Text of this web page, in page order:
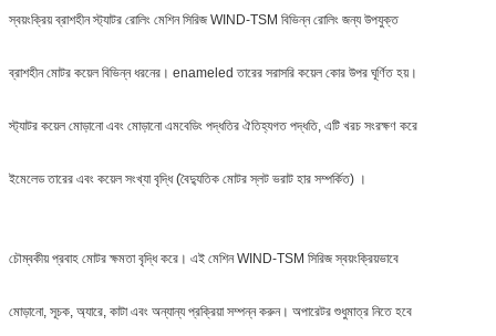
স্বয়ংক্রিয় ব্রাশহীন স্ট্যাটর রোলিং মেশিন সিরিজ WIND-TSM বিভিন্ন রোলিং জন্য উপযুক্ত
ব্রাশহীন মোটর কয়েল বিভিন্ন ধরনের। enameled তারের সরাসরি কয়েল কোর উপর ঘূর্ণিত হয়।
স্ট্যাটর কয়েল মোড়ানো এবং মোড়ানো এমবেডিং পদ্ধতির ঐতিহ্যগত পদ্ধতি, এটি খরচ সংরক্ষণ করে
ইমেলেড তারের এবং কয়েল সংখ্যা বৃদ্ধি (বৈদ্যুতিক মোটর স্লট ভরাট হার সম্পর্কিত) ।
চৌম্বকীয় প্রবাহ মোটর ক্ষমতা বৃদ্ধি করে। এই মেশিন WIND-TSM সিরিজ স্বয়ংক্রিয়ভাবে
মোড়ানো, সূচক, অ্যারে, কাটা এবং অন্যান্য প্রক্রিয়া সম্পন্ন করুন। অপারেটর শুধুমাত্র নিতে হবে